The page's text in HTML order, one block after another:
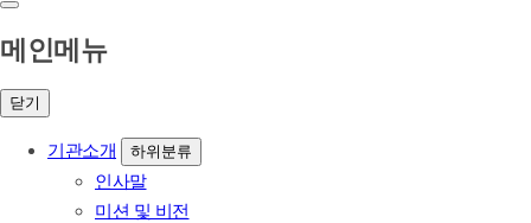
메인메뉴
닫기
기관소개 하위분류
인사말
미션 및 비전